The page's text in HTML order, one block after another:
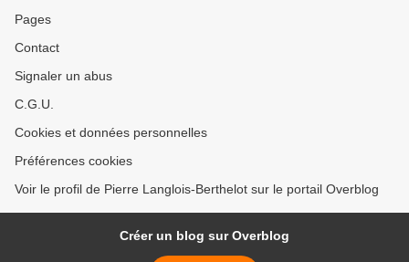
Pages
Contact
Signaler un abus
C.G.U.
Cookies et données personnelles
Préférences cookies
Voir le profil de Pierre Langlois-Berthelot sur le portail Overblog
Créer un blog sur Overblog